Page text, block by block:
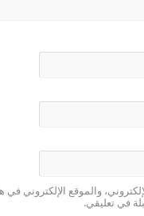
والموقع الإلكتروني في
في تعليقي.